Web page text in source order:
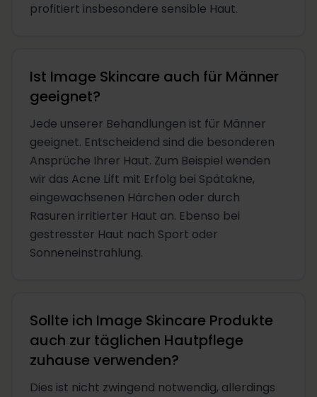
profitiert insbesondere sensible Haut.
Ist Image Skincare auch für Männer
geeignet?
Jede unserer Behandlungen ist für Männer
geeignet. Entscheidend sind die besonderen
Ansprüche Ihrer Haut. Zum Beispiel wenden
wir das Acne Lift mit Erfolg bei Spätakne,
eingewachsenen Härchen oder durch
Rasuren irritierter Haut an. Ebenso bei
gestresster Haut nach Sport oder
Sonneneinstrahlung.
Sollte ich Image Skincare Produkte
auch zur täglichen Hautpflege
zuhause verwenden?
Dies ist nicht zwingend notwendig, allerdings